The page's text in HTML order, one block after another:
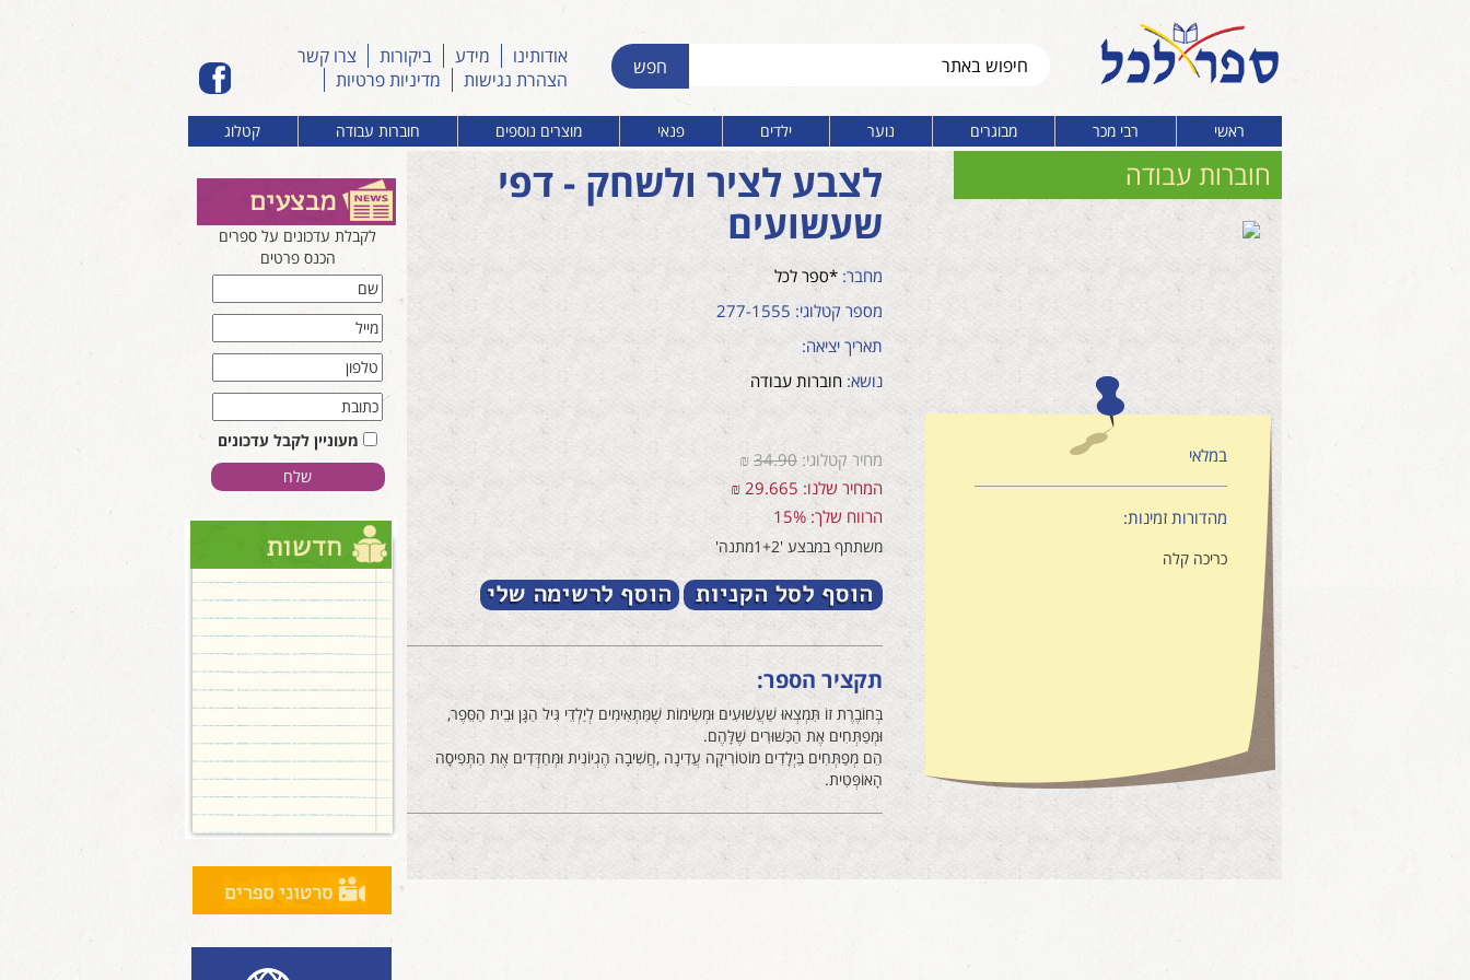
אודותינו מידע ביקורות
צרו קשר
הצהרת נגישות
מדיניות פרטיות
ראשי רבי מכר מבוגרים נוער ילדים פנאי מוצרים נוספים חוברות עבודה קטלוג
חוברות עבודה
במלאי
מהדורות זמינות:
כריכה קלה
לצבע לציר ולשחק - דפי
שעשועים
מחבר: *ספר לכל
מספר קטלוגי: 277-1555
תאריך יציאה:
נושא: חוברות עבודה
מחיר קטלוגי: 34.90
₪
המחיר שלנו: 29.665 ₪
הרווח שלך: 15%
משתתף במבצע '1+2מתנה'
תקציר הספר:
בְּחוֹבֶרֶת‭ ‬זוֹ‭ ‬תִּמְצְאוּ‭ ‬שַׁעֲשׁוּעִים‭ ‬וּמְשִׂימוֹת‭ ‬שֶׁמַּתְאִימִים‭ ‬לְיַלְדֵי‭ ‬גִּיל‭ ‬הַגָּן‭ ‬וּבֵית‭ ‬הַסֵּפֶר‭,‬
וּמְפַתְּחִים‭ ‬אֶת‭ ‬הַכִּשּׁוּרִים‭ ‬שֶׁלָּהֶם‭.‬
‬הָאוֹפְּטִית‭.‬
לקבלת עדכונים על ספרים
הכנס פרטים
מעוניין לקבל עדכונים